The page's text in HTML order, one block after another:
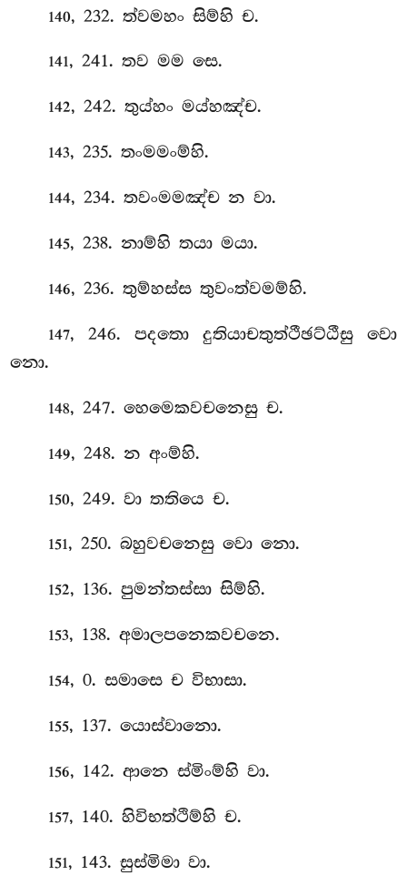
140, 232. ත්වමහං සිම්හි ච.
141, 241. තව මම සෙ.
142, 242. තුය්හං මය්හඤ්ච.
143, 235. තංමමංම්හි.
144, 234. තවංමමඤ්ච න වා.
145, 238. නාම්හි තයා මයා.
146, 236. තුම්හස්ස තුවංත්වමම්හි.
147, 246. පදතො දුතියාචතුත්ථීඡට්ඨීසු වො
නො.
148, 247. හෙමෙකවචනෙසු ච.
149, 248. න අංම්හි.
150, 249. වා තතියෙ ච.
151, 250. බහුවචනෙසු වො නො.
152, 136. පුමන්තස්සා සිම්හි.
153, 138. අමාලපනෙකවචනෙ.
154, 0. සමාසෙ ච විභාසා.
155, 137. යොස්වානො.
156, 142. ආනෙ ස්මිංම්හි වා.
157, 140. හිවිභත්ථිම්හි ච.
151, 143. සුස්මිමාවා.